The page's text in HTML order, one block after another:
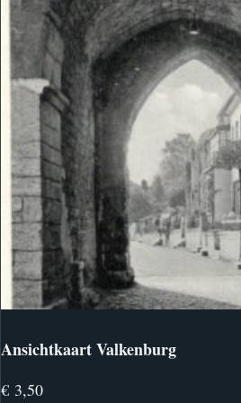
Ansichtkaart Valkenburg
€ 3,50